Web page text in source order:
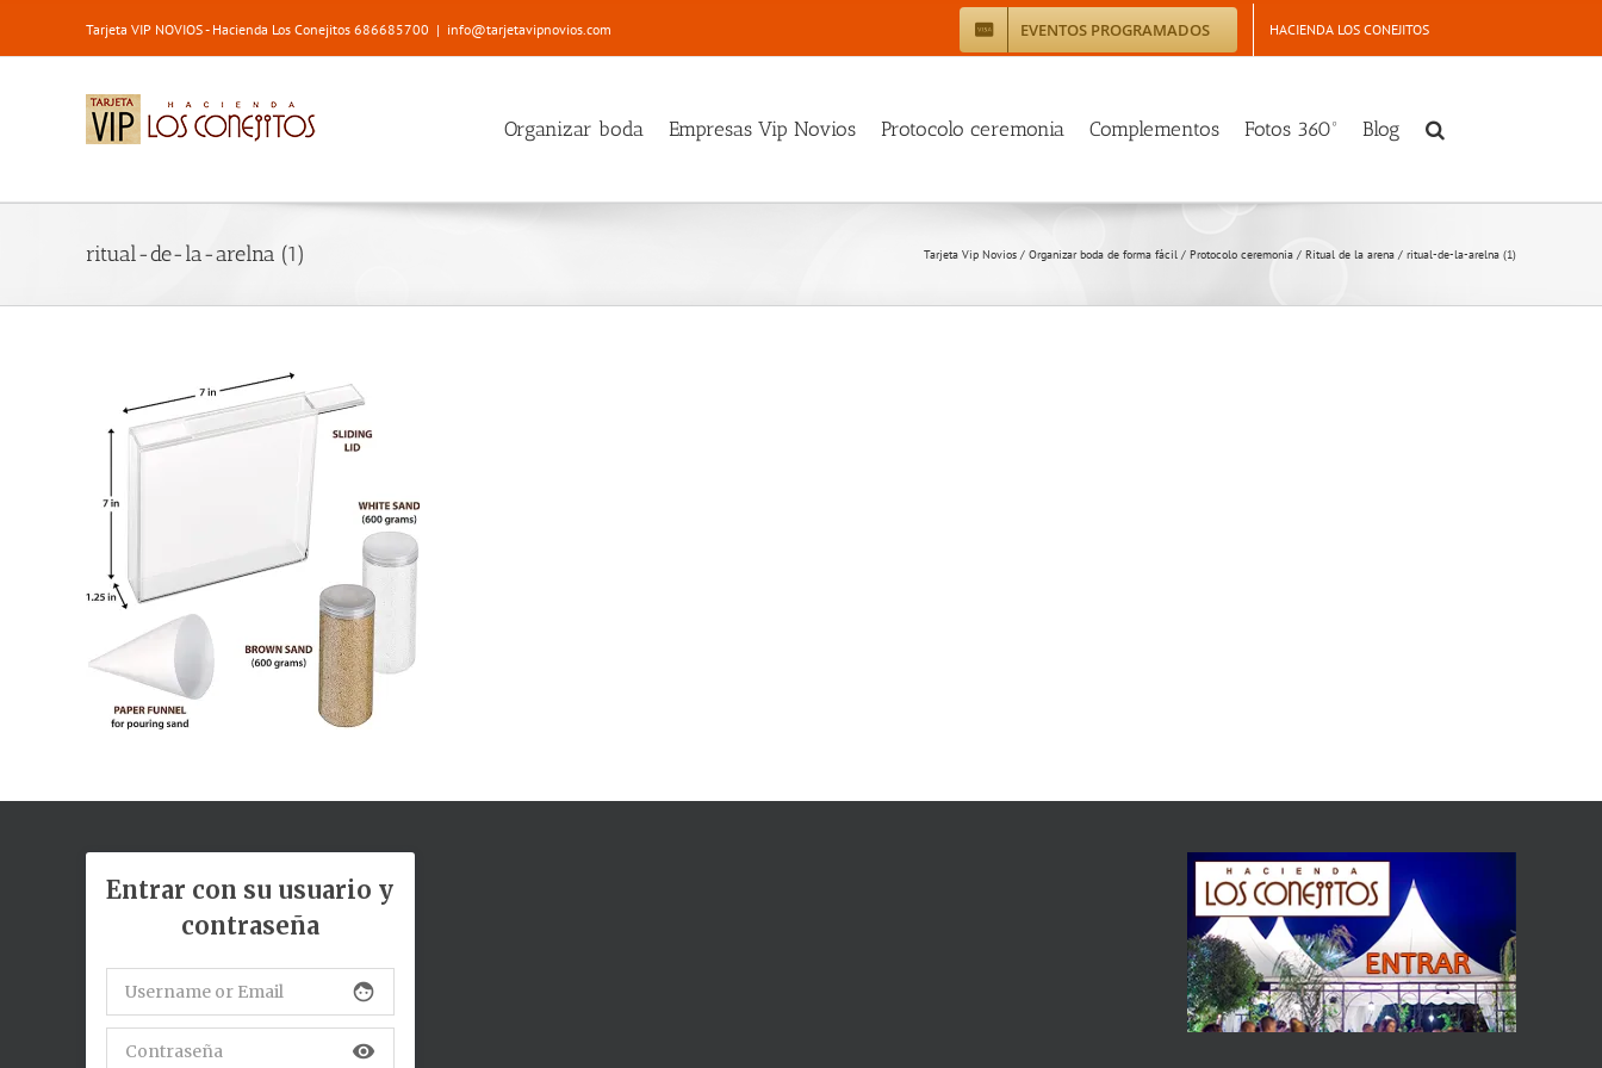
Tarjeta VIP NOVIOS - Hacienda Los Conejitos 686685700 | info@tarjetavipnovios.com EVENTOS PROGRAMADOS HACIENDA LOS CONEJITOS
Organizar boda Empresas Vip Novios Protocolo ceremonia Complementos Fotos 360º Blog
ritual-de-la-arelna (1) Tarjeta Vip Novios / Organizar boda de forma fácil / Protocolo ceremonia / Ritual de la arena / ritual-de-la-arelna (1)
Entrar con su usuario y
contraseña
face
visibility